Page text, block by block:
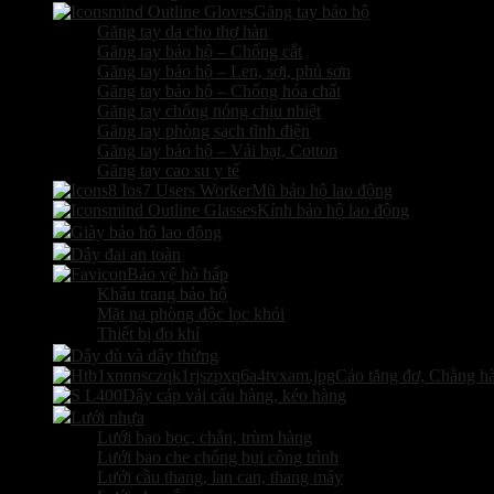
Găng tay bảo hộ
Găng tay da cho thợ hàn
Găng tay bảo hộ – Chống cắt
Găng tay bảo hộ – Len, sợi, phủ sơn
Găng tay bảo hộ – Chống hóa chất
Găng tay chống nóng chịu nhiệt
Găng tay phòng sạch tĩnh điện
Găng tay bảo hộ – Vải bạt, Cotton
Găng tay cao su y tế
Mũ bảo hộ lao động
Kính bảo hộ lao động
Giày bảo hộ lao động
Dây đai an toàn
Bảo vệ hô hấp
Khẩu trang bảo hộ
Mặt nạ phòng độc lọc khói
Thiết bị đo khí
Dây dù và dây thừng
Cảo tăng đơ, Chằng
Dây cáp vải cẩu hàng, kéo hàng
Lưới nhựa
Lưới bao bọc, chắn, trùm hàng
Lưới bao che chống bụi công trình
Lưới cầu thang, lan can, thang máy